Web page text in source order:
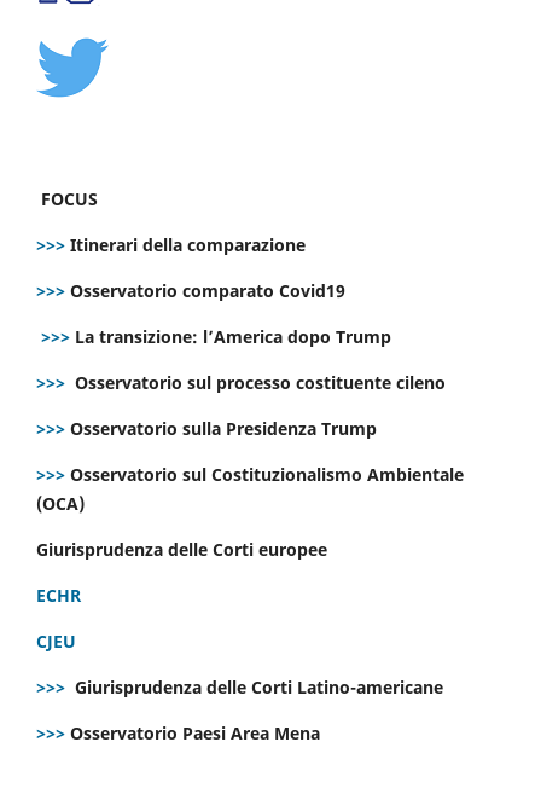
FOCUS
>>> Itinerari della comparazione
>>> Osservatorio comparato Covid19
>>> La transizione: l’America dopo Trump
>>> Osservatorio sul processo costituente cileno
>>> Osservatorio sulla Presidenza Trump
>>> Osservatorio sul Costituzionalismo Ambientale
(OCA)
Giurisprudenza delle Corti europee
ECHR
CJEU
>>> Giurisprudenza delle Corti Latino-americane
>>> Osservatorio Paesi Area Mena